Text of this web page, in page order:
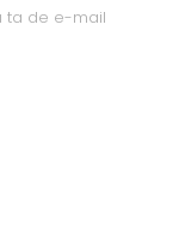
ta de e-mail